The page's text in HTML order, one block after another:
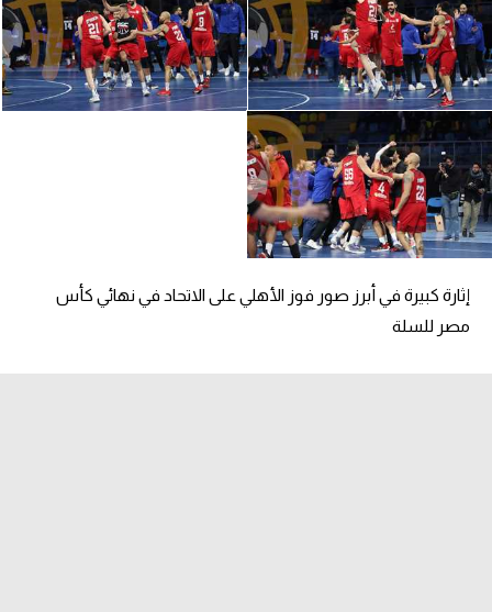
ركن الألعاب
أقسام خاصة
Gamers
ميركاتو
تحقيق في الجول
إثارة كبيرة في أبرز صور فوز الأهلي على الاتحاد في نهائي كأس
مصر للسلة